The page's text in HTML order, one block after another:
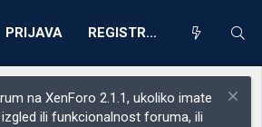
PRIJAVA REGISTRACIJA
na XenForo 2.1.1, ukoliko imate
ili funkcionalnost foruma, ili